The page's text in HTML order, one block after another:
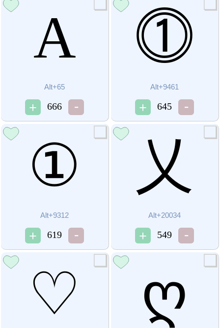
A
Alt+65
666
⓵
Alt+9461
645
①
Alt+9312
619
乂
Alt+20034
549
♡ ღ